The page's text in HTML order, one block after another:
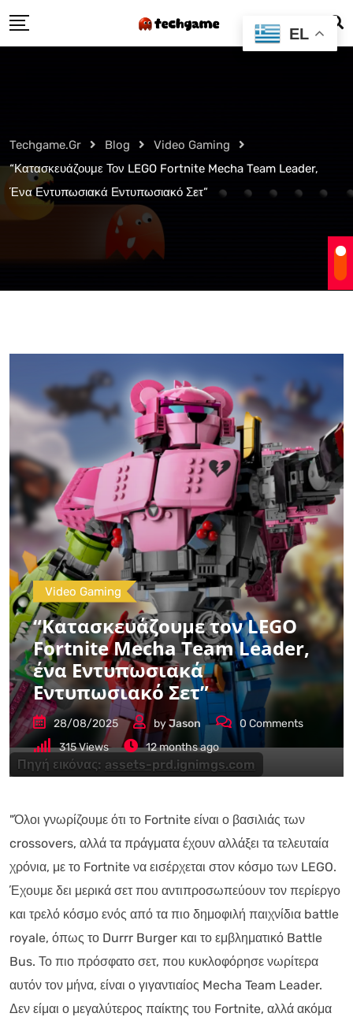
to
Techgame.gr Blog
Video Gaming
“Κατασκευάζουμε Τον LEGO Fortnite Mecha Team Leader,
Ένα Εντυπωσιακά Εντυπωσιακό Σετ”
Πηγή εικόνας: assets-prd.ignimgs.com
Video Gaming
“Κατασκευάζουμε τον LEGO
Fortnite Mecha Team Leader,
ένα Εντυπωσιακά
Εντυπωσιακό Σετ”
28/08/2025 byJason 0 Comments
315Views 12 months ago
"Όλοι γνωρίζουμε ότι το Fortnite είναι ο βασιλιάς των
crossovers, αλλά τα πράγματα έχουν αλλάξει τα τελευταία
χρόνια, με το Fortnite να εισέρχεται στον κόσμο των LEGO.
Έχουμε δει μερικά σετ που αντιπροσωπεύουν τον περίεργο
και τρελό κόσμο ενός από τα πιο δημοφιλή παιχνίδια battle
royale, όπως το Durrr Burger και το εμβληματικό Battle
Bus. Το πιο πρόσφατο σετ, που κυκλοφόρησε νωρίτερα
αυτόν τον μήνα, είναι ο γιγαντιαίος Mecha Team Leader.
Δεν είμαι ο μεγαλύτερος παίκτης του Fortnite, αλλά ακόμα
EL